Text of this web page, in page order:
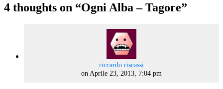
4 thoughts on “Ogni Alba – Tagore”
riccardo riscassi
on Aprile 23, 2013, 7:04 pm